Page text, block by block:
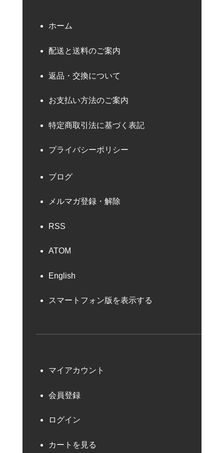
ホーム
配送と送料のご案内
返品・交換について
お支払い方法のご案内
特定商取引法に基づく表記
プライバシーポリシー
ブログ
メルマガ登録・解除
RSS
ATOM
English
スマートフォン版を表示する
マイアカウント
会員登録
ログイン
カートを見る